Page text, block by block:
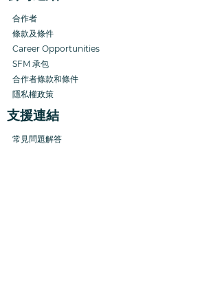
合作者
條款及條件
Career Opportunities
SFM 承包
合作者條款和條件
隱私權政策
支援連結
常見問題解答